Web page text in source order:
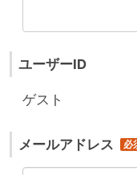
ユーザーID
ゲスト
メールアドレス